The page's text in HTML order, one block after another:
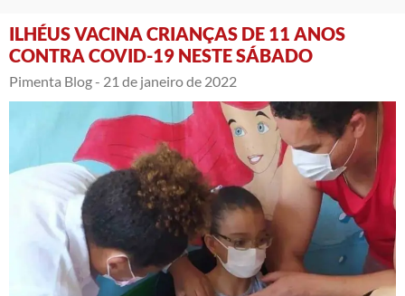
ILHÉUS VACINA CRIANÇAS DE 11 ANOS
CONTRA COVID-19 NESTE SÁBADO
Pimenta Blog - 21 de janeiro de 2022